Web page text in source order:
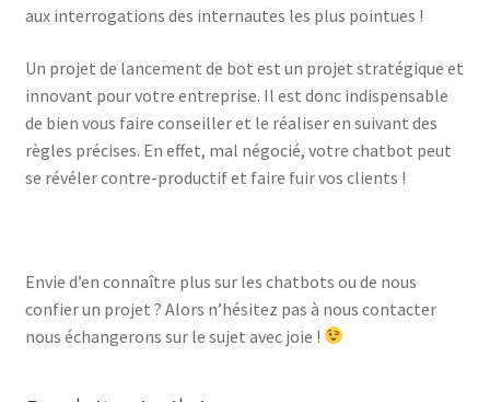
aux interrogations des internautes les plus pointues !
Un projet de lancement de bot est un projet stratégique et
innovant pour votre entreprise. Il est donc indispensable
de bien vous faire conseiller et le réaliser en suivant des
règles précises. En effet, mal négocié, votre chatbot peut
se révéler contre-productif et faire fuir vos clients !
Envie d’en connaître plus sur les chatbots ou de nous
confier un projet ? Alors n’hésitez pas à nous contacter
nous échangerons sur le sujet avec joie !